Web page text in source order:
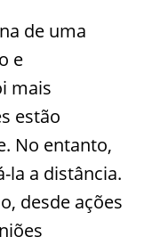
de uma
e
mais
estão
No entanto,
la a distância.
desde ações